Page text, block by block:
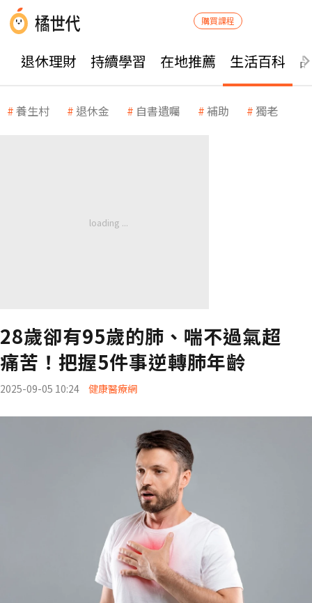
購買課程
退休理財 持續學習 在地推薦 生活百科
養生村 退休金 自書遺囑 補助 獨老
28歲卻有95歲的肺、喘不過氣超
痛苦！把握5件事逆轉肺年齡
2025-09-05 10:24 健康醫療網